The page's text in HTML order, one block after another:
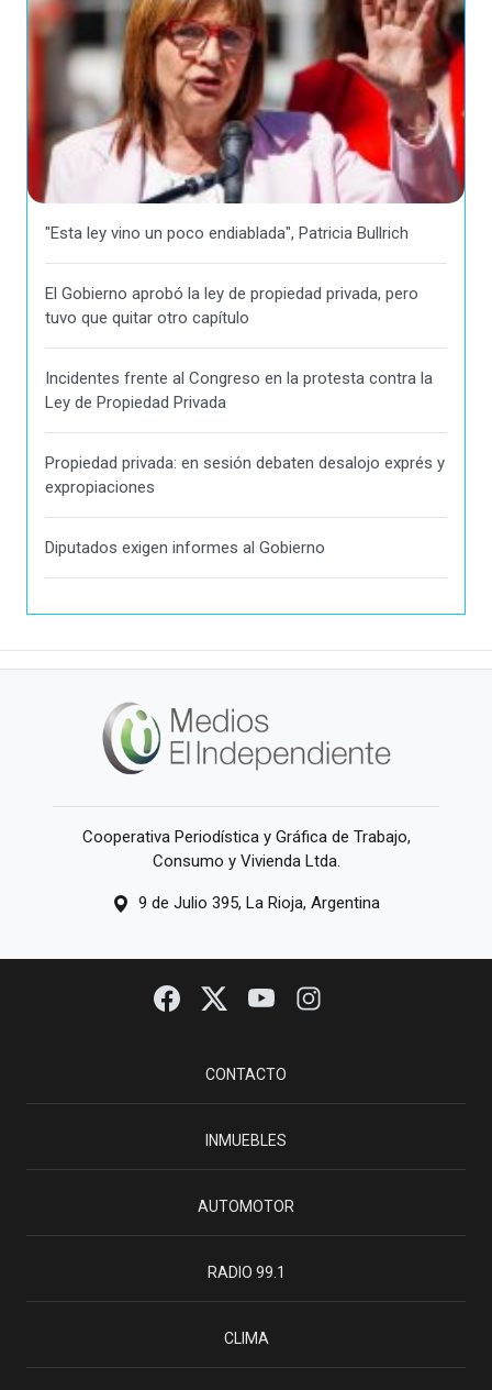
"Esta ley vino un poco endiablada", Patricia Bullrich
El Gobierno aprobó la ley de propiedad privada, pero
tuvo que quitar otro capítulo
Incidentes frente al Congreso en la protesta contra la
Ley de Propiedad Privada
Propiedad privada: en sesión debaten desalojo exprés y
expropiaciones
Diputados exigen informes al Gobierno
Cooperativa Periodística y Gráfica de Trabajo,
Consumo y Vivienda Ltda.
9 de Julio 395, La Rioja, Argentina
CONTACTO
INMUEBLES
AUTOMOTOR
RADIO 99.1
CLIMA